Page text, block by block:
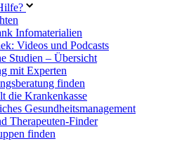
Infomaterialien
Videos und Podcasts
Studien – Übersicht
mit Experten
finden
die Krankenkasse
Gesundheitsmanagement
Therapeuten-Finder
finden